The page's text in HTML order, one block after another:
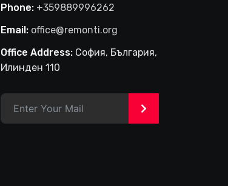
Phone: +359889996262
Email: office@remonti.org
Office Address: София, България,
Илинден 110
>